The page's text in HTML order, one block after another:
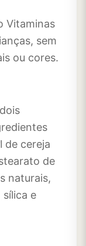
Vitaminas
sem
ou cores.
de cereja
de
naturais,
e